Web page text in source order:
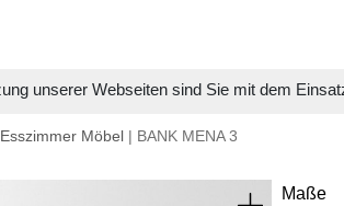
unserer Webseiten sind Sie mit dem
Esszimmer Möbel | BANK MENA 3
Maße